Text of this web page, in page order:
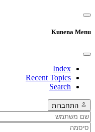
Kunena Menu
Index
Recent Topics
Search
התחברות